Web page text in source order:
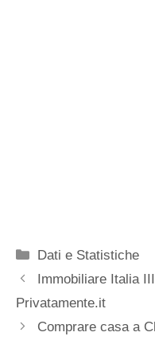
Categorie
Dati e Statistiche
Immobiliare Italia
Privatamente.it
Comprare casa a